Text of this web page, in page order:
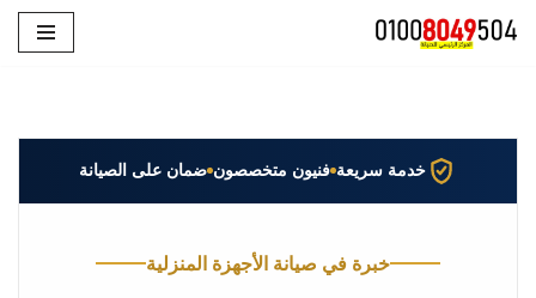
خدمة سريعة فنيون متخصصون ضمان على الصيانة
خبرة في صيانة الأجهزة المنزلية